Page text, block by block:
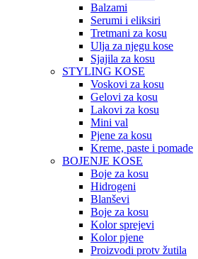
Balzami
Serumi i eliksiri
Tretmani za kosu
Ulja za njegu kose
Sjajila za kosu
STYLING KOSE
Voskovi za kosu
Gelovi za kosu
Lakovi za kosu
Mini val
Pjene za kosu
Kreme, paste i pomade
BOJENJE KOSE
Boje za kosu
Hidrogeni
Blanševi
Boje za kosu
Kolor sprejevi
Kolor pjene
Proizvodi protv žutila